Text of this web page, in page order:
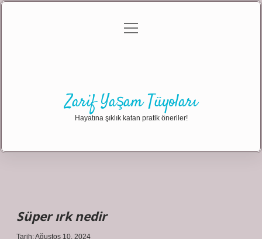
Gizlilik Politikası
menüyü
Zarif Yaşam Tüyoları
Hayatına şıklık katan pratik öneriler!
Süper ırk nedir
Tarih: Ağustos 10, 2024